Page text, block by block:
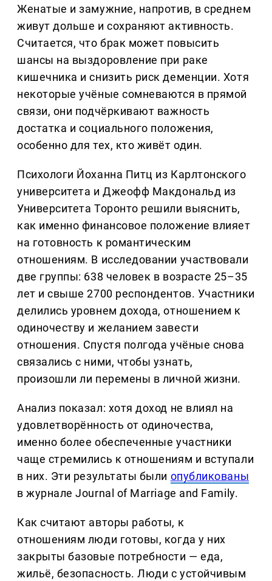
Женатые и замужние, напротив, в среднем
живут дольше и сохраняют активность.
Считается, что брак может повысить
шансы на выздоровление при раке
кишечника и снизить риск деменции. Хотя
некоторые учёные сомневаются в прямой
связи, они подчёркивают важность
достатка и социального положения,
особенно для тех, кто живёт один.
Психологи Йоханна Питц из Карлтонского
университета и Джеофф Макдональд из
Университета Торонто решили выяснить,
как именно финансовое положение влияет
на готовность к романтическим
отношениям. В исследовании участвовали
две группы: 638 человек в возрасте 25–35
лет и свыше 2700 респондентов. Участники
делились уровнем дохода, отношением к
одиночеству и желанием завести
отношения. Спустя полгода учёные снова
связались с ними, чтобы узнать,
произошли ли перемены в личной жизни.
Анализ показал: хотя доход не влиял на
удовлетворённость от одиночества,
именно более обеспеченные участники
чаще стремились к отношениям и вступали
в них. Эти результаты были опубликованы
в журнале Journal of Marriage and Family.
Как считают авторы работы, к
отношениям люди готовы, когда у них
закрыты базовые потребности — еда,
жильё, безопасность. Люди с устойчивым